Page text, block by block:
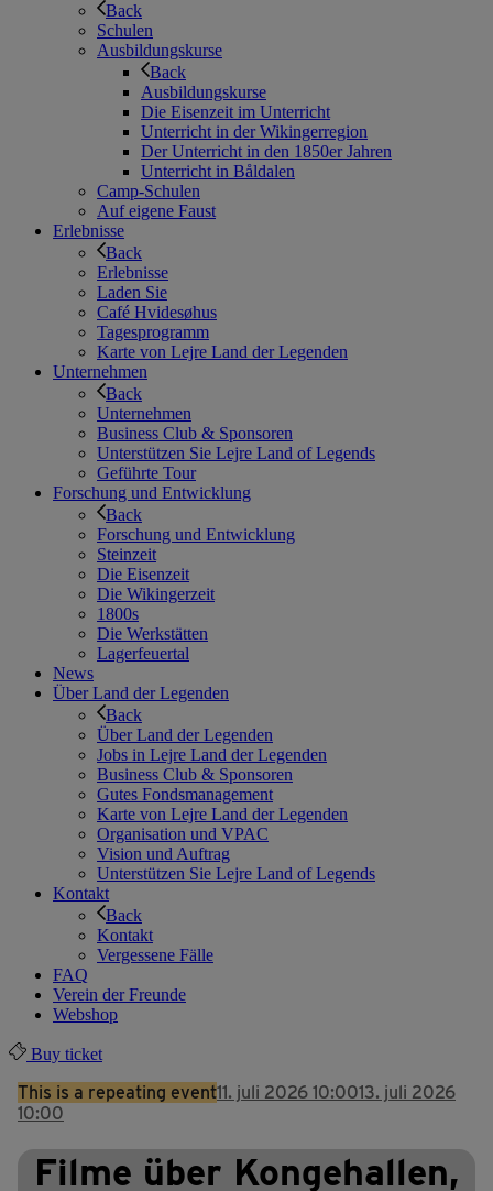
Back
Schulen
Ausbildungskurse
Back
Ausbildungskurse
Die Eisenzeit im Unterricht
Unterricht in der Wikingerregion
Der Unterricht in den 1850er Jahren
Unterricht in Båldalen
Camp-Schulen
Auf eigene Faust
Erlebnisse
Back
Erlebnisse
Laden Sie
Café Hvidesøhus
Tagesprogramm
Karte von Lejre Land der Legenden
Unternehmen
Back
Unternehmen
Business Club & Sponsoren
Unterstützen Sie Lejre Land of Legends
Geführte Tour
Forschung und Entwicklung
Back
Forschung und Entwicklung
Steinzeit
Die Eisenzeit
Die Wikingerzeit
1800s
Die Werkstätten
Lagerfeuertal
News
Über Land der Legenden
Back
Über Land der Legenden
Jobs in Lejre Land der Legenden
Business Club & Sponsoren
Gutes Fondsmanagement
Karte von Lejre Land der Legenden
Organisation und VPAC
Vision und Auftrag
Unterstützen Sie Lejre Land of Legends
Kontakt
Back
Kontakt
Vergessene Fälle
FAQ
Verein der Freunde
Webshop
Buy ticket
This is a repeating event11. juli 2026 10:0013. juli 2026
10:00
Filme über Kongehallen,